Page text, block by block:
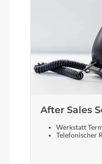
After Sales
Werkstatt
Telefonischer